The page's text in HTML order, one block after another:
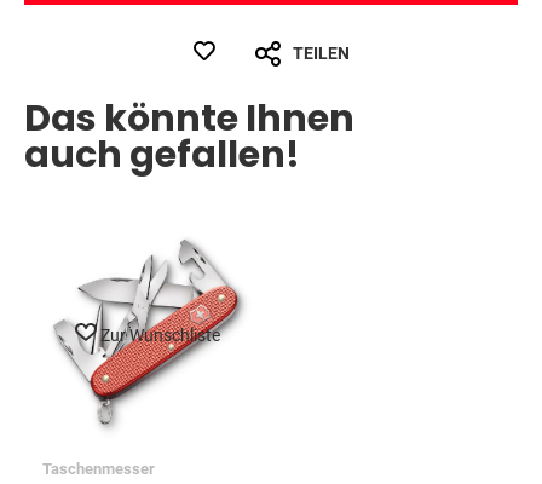
TEILEN
Das könnte Ihnen
auch gefallen!
Zur Wunschliste
Taschenmesser